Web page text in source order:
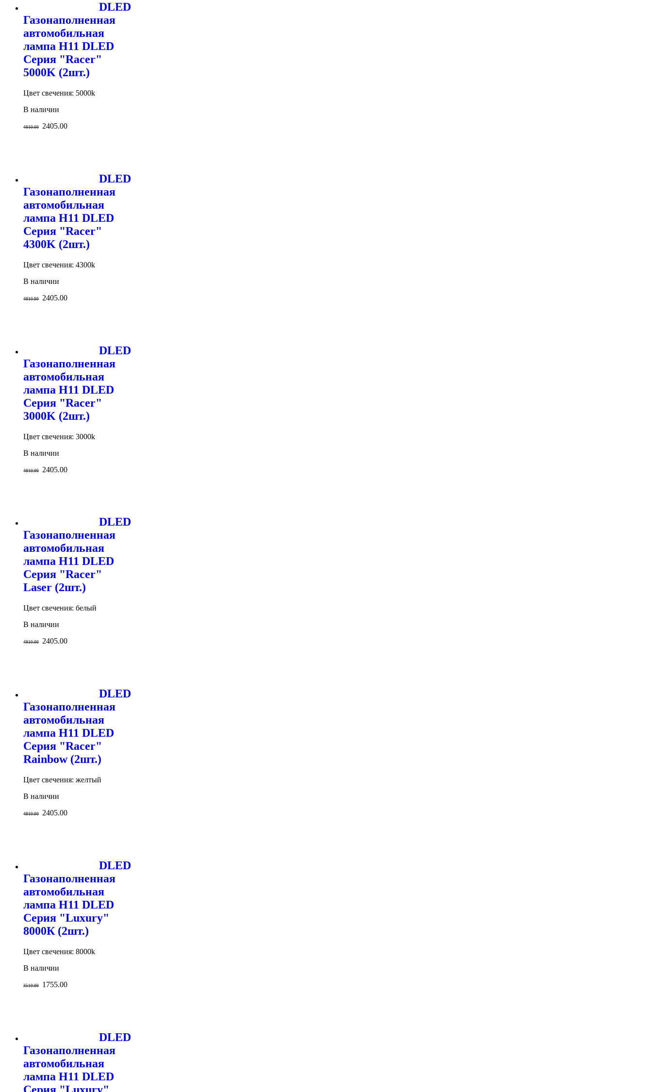
DLED
Газонаполненная
автомобильная
лампа H11 DLED
Серия "Racer"
5000K (2шт.)
Цвет свечения: 5000k
В наличии
4810.00 2405.00
DLED
Газонаполненная
автомобильная
лампа H11 DLED
Серия "Racer"
4300K (2шт.)
Цвет свечения: 4300k
В наличии
4810.00 2405.00
DLED
Газонаполненная
автомобильная
лампа H11 DLED
Серия "Racer"
3000K (2шт.)
Цвет свечения: 3000k
В наличии
4810.00 2405.00
DLED
Газонаполненная
автомобильная
лампа H11 DLED
Серия "Racer"
Laser (2шт.)
Цвет свечения: белый
В наличии
4810.00 2405.00
DLED
Газонаполненная
автомобильная
лампа H11 DLED
Серия "Racer"
Rainbow (2шт.)
Цвет свечения: желтый
В наличии
4810.00 2405.00
DLED
Газонаполненная
автомобильная
лампа H11 DLED
Серия "Luxury"
8000К (2шт.)
Цвет свечения: 8000k
В наличии
3510.00 1755.00
DLED
Газонаполненная
автомобильная
лампа H11 DLED